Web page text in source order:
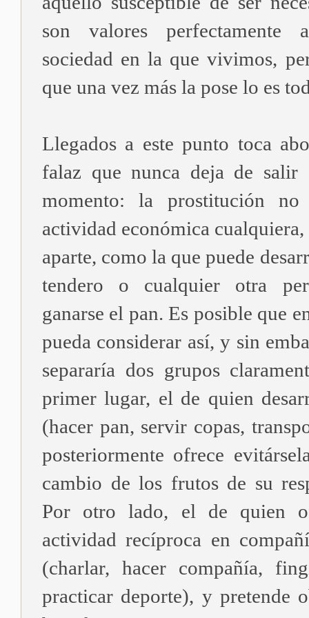
son valores perfectamente
sociedad en la que vivimos,
que una vez más la pose lo es
Llegados a este punto toca
falaz que nunca deja de
momento: la prostitución
actividad económica
aparte, como la que puede
tendero o cualquier otra
ganarse el pan. Es posible que
pueda considerar así, y sin
separaría dos grupos
primer lugar, el de quien
(hacer pan, servir copas,
posteriormente ofrece
cambio de los frutos de su
Por otro lado, el de quien
actividad recíproca en
(charlar, hacer compañía,
practicar deporte), y pretende